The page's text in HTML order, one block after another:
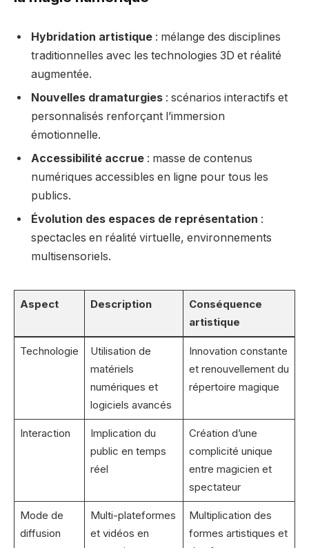
Hybridation artistique : mélange des disciplines
traditionnelles avec les technologies 3D et réalité
augmentée.
Nouvelles dramaturgies : scénarios interactifs et
personnalisés renforçant l’immersion
émotionnelle.
Accessibilité accrue : masse de contenus
numériques accessibles en ligne pour tous les
publics.
Évolution des espaces de représentation :
spectacles en réalité virtuelle, environnements
multisensoriels.
Aspect Description
Conséquence
artistique
Technologie
Utilisation de
matériels
numériques et
logiciels avancés
Innovation constante
et renouvellement du
répertoire magique
Interaction
Implication du
public en temps
réel
Création d’une
complicité unique
entre magicien et
spectateur
Mode de
diffusion
Multi-plateformes
et vidéos en
Multiplication des
formes artistiques et